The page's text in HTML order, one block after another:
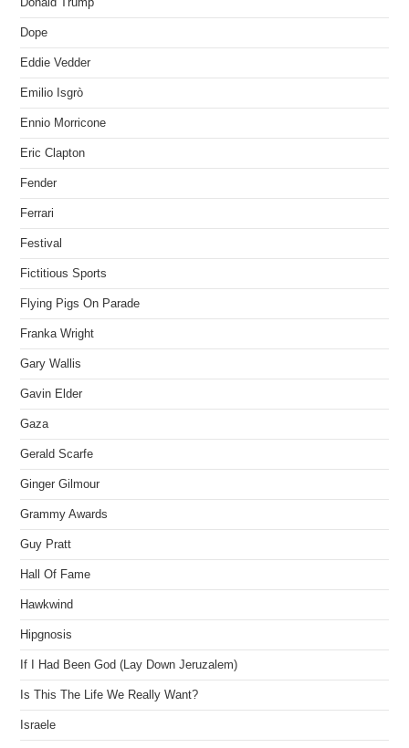
Donald Trump
Dope
Eddie Vedder
Emilio Isgrò
Ennio Morricone
Eric Clapton
Fender
Ferrari
Festival
Fictitious Sports
Flying Pigs On Parade
Franka Wright
Gary Wallis
Gavin Elder
Gaza
Gerald Scarfe
Ginger Gilmour
Grammy Awards
Guy Pratt
Hall Of Fame
Hawkwind
Hipgnosis
If I Had Been God (Lay Down Jeruzalem)
Is This The Life We Really Want?
Israele